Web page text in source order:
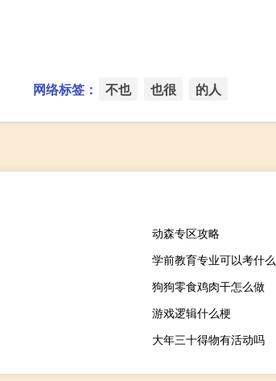
网络标签： 不也 也很 的人
动森专区攻略
学前教育专业可以考什么
狗狗零食鸡肉干怎么做
游戏逻辑什么梗
大年三十得物有活动吗